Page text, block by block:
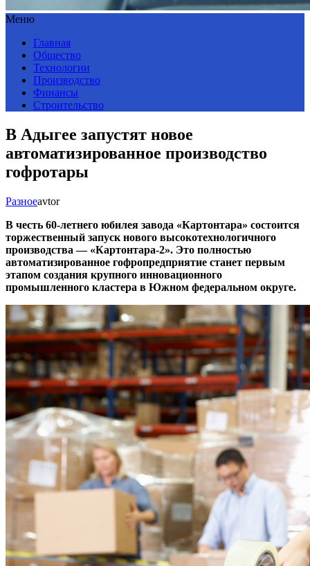
Меню
Главная
Общество
Технологии
Производство
Финансы
Строительство
В Адыгее запустят новое
автоматизированное производство
гофротары
Разноеavtor
В честь 60-летнего юбилея завода «Картонтара» состоится
торжественный запуск нового высокотехнологичного
производства — «Картонтара-2». Это полностью
автоматизированное гофропредприятие станет первым
этапом создания крупного инновационного
промышленного кластера в Южном федеральном округе.